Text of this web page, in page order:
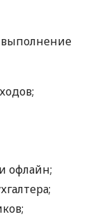
выполнение
офлайн;